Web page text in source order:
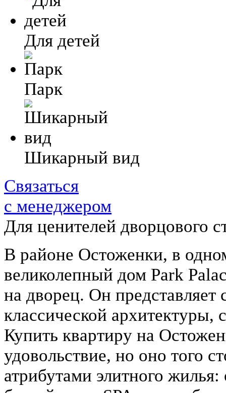
Для детей
Парк
Шикарный вид
Связаться
с менеджером
Для ценителей дворцового
В районе Остоженки, в
великолепный дом Park
на дворец. Он
классической архитектуры,
Купить квартиру на
удовольствие, но оно того
атрибутами элитного